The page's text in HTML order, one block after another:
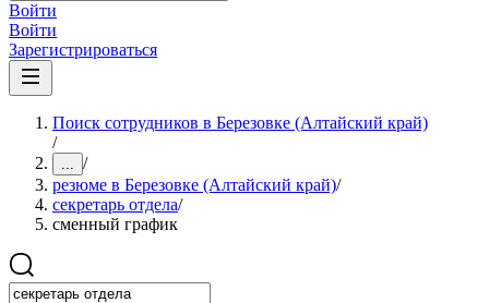
Войти
Войти
Зарегистрироваться
Поиск сотрудников в Березовке (Алтайский край)
/
... /
резюме в Березовке (Алтайский край)/
секретарь отдела/
сменный график